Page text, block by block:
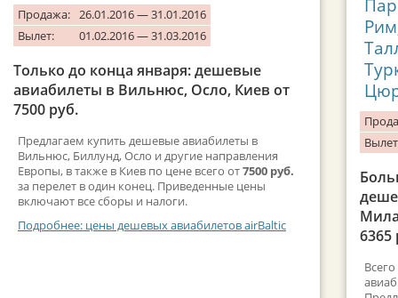
Продажа: 26.01.2016 — 31.01.2016
Вылет:
01.02.2016 — 31.03.2016
Только до конца января: дешевые
авиабилеты в Вильнюс, Осло, Киев от
7500 руб.
Предлагаем купить дешевые авиабилеты в
Вильнюс, Биллунд, Осло и другие направления
Европы, в также в Киев по цене всего от7500 руб.
за перелет в один конец. Приведенные цены
включают все сборы и налоги.
Подробнее: цены дешевых авиабилетов airBaltic
Рим
6365